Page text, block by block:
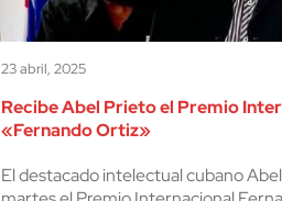
23 abril, 2025
Recibe Abel Prieto el Premio
«Fernando Ortiz»
El destacado intelectual cubano